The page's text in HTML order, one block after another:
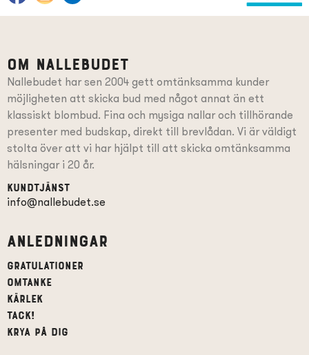
Om Nallebudet
Nallebudet har sen 2004 gett omtänksamma kunder
möjligheten att skicka bud med något annat än ett
klassiskt blombud. Fina och mysiga nallar och tillhörande
presentermed budskap, direkt till brevlådan. Vi är väldigt
stolta över att vi har hjälpt till att skicka omtänksamma
hälsningar i 20 år.
Kundtjänst
info@nallebudet.se
Anledningar
Gratulationer
Omtanke
Kärlek
Tack!
Krya på dig